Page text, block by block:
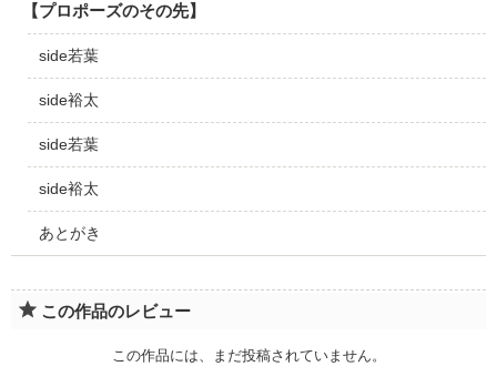
【プロポーズのその先】
side若葉
side裕太
side若葉
side裕太
あとがき
この作品のレビュー
この作品には、まだ投稿されていません。